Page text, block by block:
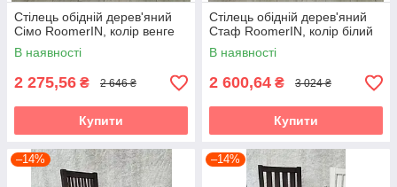
Стілець обідній дерев'яний
Сімо RoomerIN, колір венге
В наявності
2 275,56 ₴ 2 646 ₴
Купити
Стілець обідній дерев'яний
Стаф RoomerIN, колір білий
В наявності
2 600,64 ₴ 3 024 ₴
Купити
–14% –14%